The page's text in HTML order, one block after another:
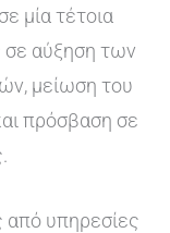
μία τέτοια
σε αύξηση των
μείωση του
πρόσβαση σε
από υπηρεσίες